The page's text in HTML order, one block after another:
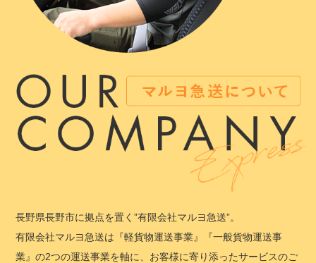
長野県長野市に拠点を置く”有限会社マルヨ急送”。
有限会社マルヨ急送は『軽貨物運送事業』『一般貨物運送事
業』の2つの運送事業を軸に、お客様に寄り添ったサービスのご